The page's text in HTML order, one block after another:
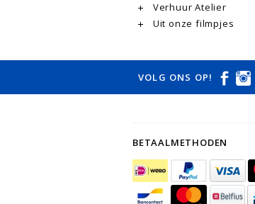
Verhuur Atelier
Uit onze filmpjes
VOLG ONS OP!
BETAALMETHODEN